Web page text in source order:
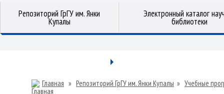
Репозиторий ГрГУ им. Янки
Купалы
Электронный каталог
библиотеки
Главная » Репозиторий ГрГУ им. Янки Купалы » Учебные